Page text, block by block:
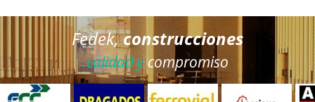
Fedek,construcciones
calidad ycompromiso